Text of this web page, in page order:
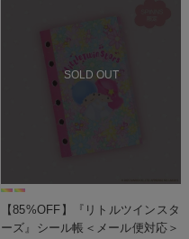
SOLD OUT
【85%OFF】『リトルツインスタ
ーズ』シール帳＜メール便対応＞